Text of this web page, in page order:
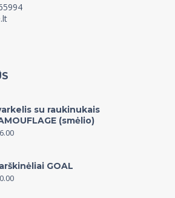
su raukinukais
(smėlio)
GOAL